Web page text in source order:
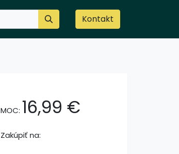
Kontakt
MOC: 16,99 €
Zakúpiť na: